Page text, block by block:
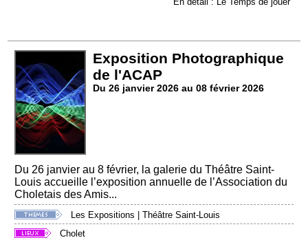
Exposition Photographique
de l'ACAP
Du 26 janvier 2026 au 08 février 2026
Du 26 janvier au 8 février, la galerie du Théâtre Saint-
Louis accueille l’exposition annuelle de l’Association du
Choletais des Amis...
Les Expositions |Théâtre Saint-Louis
Cholet